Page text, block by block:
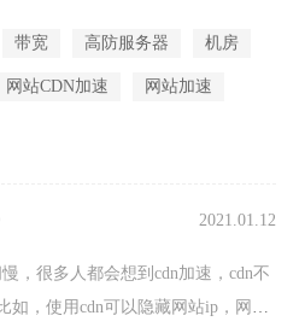
带宽 高防服务器 机房
网站CDN加速 网站加速
2021.01.12
，很多人都会想到cdn加速，cdn不
如，使用cdn可以隐藏网站ip，网站